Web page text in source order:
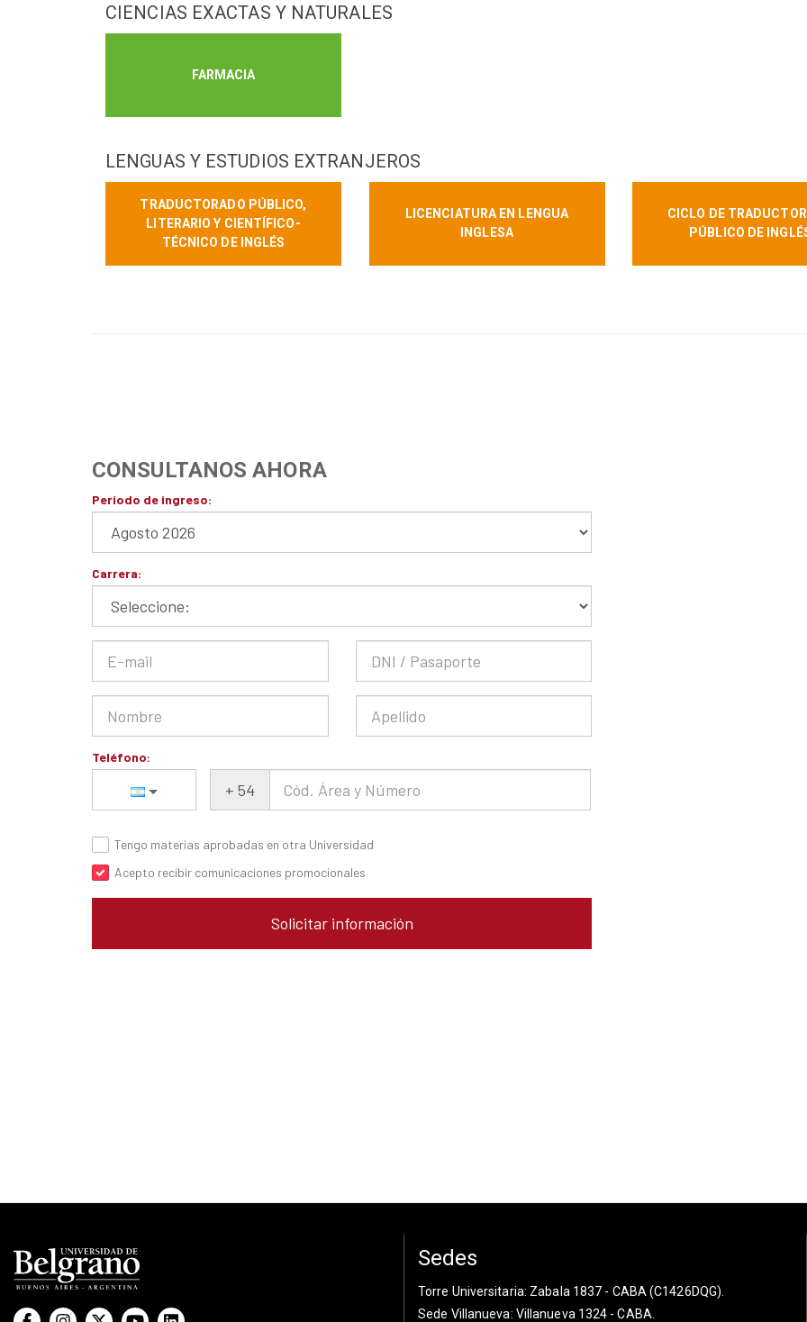
CIENCIAS EXACTAS Y NATURALES
FARMACIA
LENGUAS Y ESTUDIOS EXTRANJEROS
TRADUCTORADO PÚBLICO,
LITERARIO Y CIENTÍFICO-
TÉCNICO DE INGLÉS
LICENCIATURA EN LENGUA
INGLESA
CICLO DE
PÚBLICO DE
CONSULTANOS AHORA
Sedes
Torre Universitaria: Zabala 1837 - CABA (C1426DQG).
Sede Villanueva: Villanueva 1324 - CABA.